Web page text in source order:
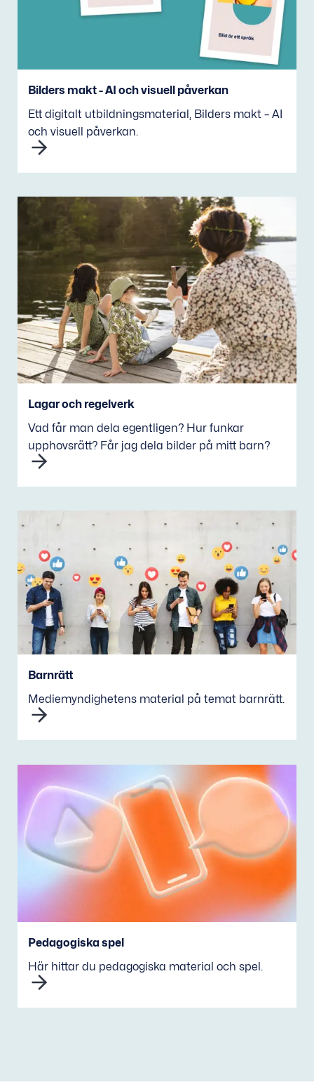
Bilders makt - AI och visuell påverkan
Ett digitalt utbildningsmaterial, Bilders makt – AI
och visuell påverkan.
Lagar och regelverk
Vad får man dela egentligen? Hur funkar
upphovsrätt? Får jag dela bilder på mitt barn?
Barnrätt
Mediemyndighetens material på temat barnrätt.
Pedagogiska spel
Här hittar du pedagogiska material och spel.